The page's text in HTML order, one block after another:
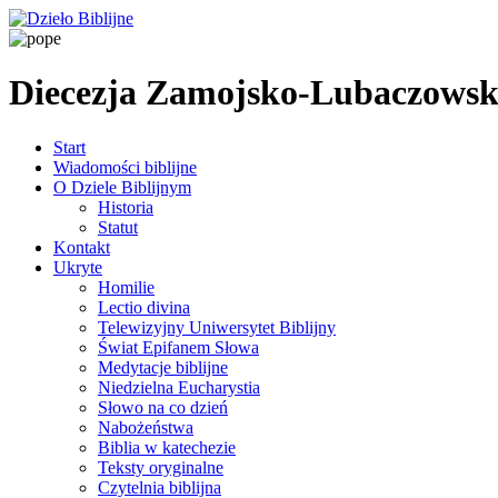
Diecezja Zamojsko-
Start
Wiadomości biblijne
O Dziele Biblijnym
Historia
Statut
Kontakt
Ukryte
Homilie
Lectio divina
Telewizyjny Uniwersytet Biblijny
Świat Epifanem Słowa
Medytacje biblijne
Niedzielna Eucharystia
Słowo na co dzień
Nabożeństwa
Biblia w katechezie
Teksty oryginalne
Czytelnia biblijna